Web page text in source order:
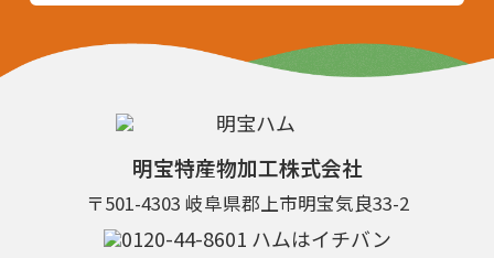
明宝特産物加工株式会社
〒501-4303 岐阜県郡上市明宝気良33-2